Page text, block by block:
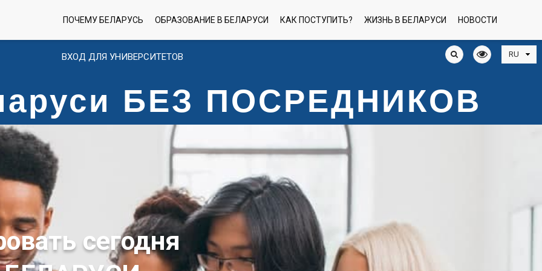
ВХОД ДЛЯ УНИВЕРСИТЕТОВ
ПОЧЕМУ БЕЛАРУСЬ ОБРАЗОВАНИЕ В БЕЛАРУСИ КАК ПОСТУПИТЬ? ЖИЗНЬ В БЕЛАРУСИ НОВОСТИ
БЕЗ ПОСРЕДНИКОВ
сегодня